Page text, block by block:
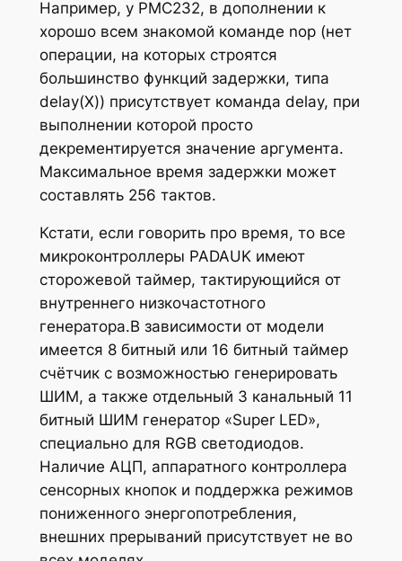
Например, у PMC232, в дополнении к
хорошо всем знакомой команде nop (нет
операции, на которых строятся
большинство функций задержки, типа
delay(X)) присутствует команда delay, при
выполнении которой просто
декрементируется значение аргумента.
Максимальное время задержки может
составлять 256 тактов.
Кстати, если говорить про время, то все
микроконтроллеры PADAUK имеют
сторожевой таймер, тактирующийся от
внутреннего низкочастотного
генератора.В зависимости от модели
имеется 8 битный или 16 битный таймер
счётчик с возможностью генерировать
ШИМ, а также отдельный 3 канальный 11
битный ШИМ генератор «Super LED»,
специально для RGB светодиодов.
Наличие АЦП, аппаратного контроллера
сенсорных кнопок и поддержка режимов
пониженного энергопотребления,
внешних прерываний присутствует не во